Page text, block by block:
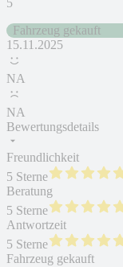
5
Fahrzeug gekauft
15.11.2025
NA
NA
Bewertungsdetails
Freundlichkeit
5 Sterne
Beratung
5 Sterne
Antwortzeit
5 Sterne
Fahrzeug gekauft